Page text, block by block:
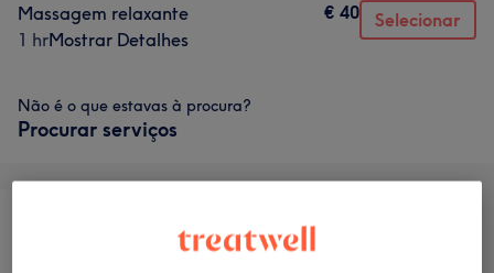
Massagem relaxante
1 hrMostrar Detalhes
€ 40 Selecionar
Não é o que estavas à procura?
Procurar serviços